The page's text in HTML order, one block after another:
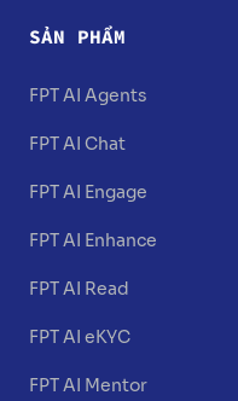
SẢN PHẨM
FPT AI Agents
FPT AI Chat
FPT AI Engage
FPT AI Enhance
FPT AI Read
FPT AI eKYC
FPT AI Mentor